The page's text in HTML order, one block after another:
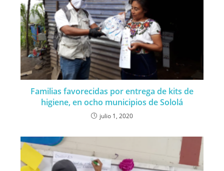
Familias favorecidas por entrega de kits de
higiene, en ocho municipios de Sololá
julio 1, 2020